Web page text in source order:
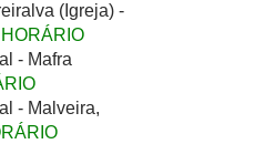
(Igreja) -
- Mafra
- Malveira,